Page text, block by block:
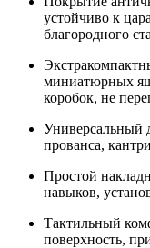
устойчиво к
благородного
миниатюрных
коробок, не
Универсальный
прованса,
Простой
навыков,
Тактильный
поверхность,